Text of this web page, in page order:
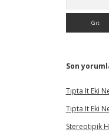
Son
Tıpta It Eki
Tıpta It Eki
Stereotipik